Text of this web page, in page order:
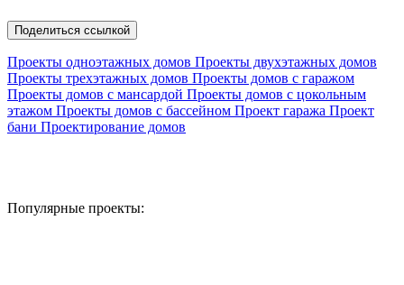
Поделиться ссылкой
Проекты одноэтажных домов Проекты двухэтажных домов
Проекты трехэтажных домов Проекты домов с гаражом
Проекты домов с мансардой Проекты домов с цокольным
этажом Проекты домов с бассейном Проект гаража Проект
бани Проектирование домов
Популярные проекты: